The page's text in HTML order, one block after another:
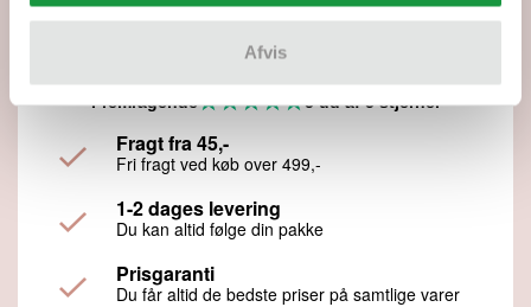
Afvis
Fremragende 5 ud af 5 stjerner
Fragt fra 45,-
Fri fragt ved køb over 499,-
1-2 dages levering
Du kan altid følge din pakke
Prisgaranti
Du får altid de bedste priser på samtlige varer